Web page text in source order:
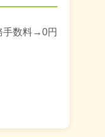
手数料→0円